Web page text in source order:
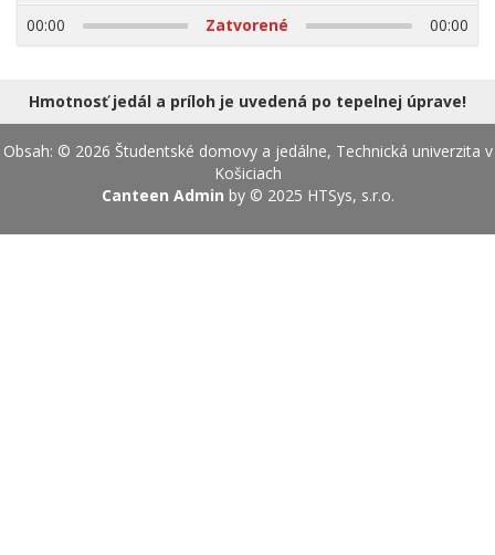
17.08.2026
Utorok
00:00 Zatvorené 00:00
Hmotnosť jedál a príloh je uvedená po tepelnej úprave!
Obsah: © 2026 Študentské domovy a jedálne, Technická univerzita v
Košiciach
Canteen Admin by © 2025 HTSys, s.r.o.